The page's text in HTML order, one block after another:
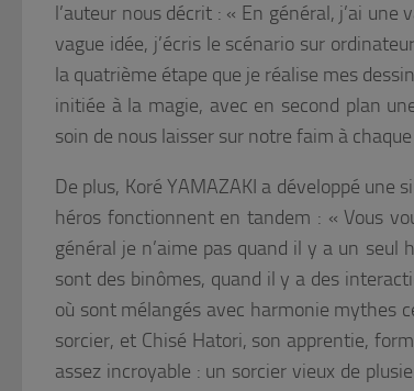
l’auteur nous décrit : « En général, j’ai une
vague idée, j’écris le scénario sur
la quatrième étape que je réalise mes
initiée à la magie, avec en second plan
soin de nous laisser sur notre faim à
De plus, Koré YAMAZAKI a développé une
héros fonctionnent en tandem : «Vous
général je n’aime pas quand il y a un seul
sont des binômes, quand il y a des
où sont mélangés avec harmonie mythes
sorcier, et Chisé Hatori, son apprentie,
assez incroyable : un sorcier vieux de